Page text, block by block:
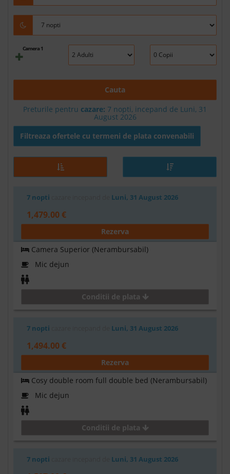
Camera 1
Cauta
Preturile pentru cazare: 7 nopti, incepand de Luni, 31
August 2026
Filtreaza ofertele cu termeni de plata convenabili
7 nopti Luni, 31 August 2026
1,479.00 €
Rezerva
Camera Superior (Nerambursabil)
Mic dejun
Conditii de plata
7 nopti Luni, 31 August 2026
1,494.00 €
Rezerva
Cosy double room full double bed (Nerambursabil)
Mic dejun
Conditii de plata
7 nopti Luni, 31 August 2026